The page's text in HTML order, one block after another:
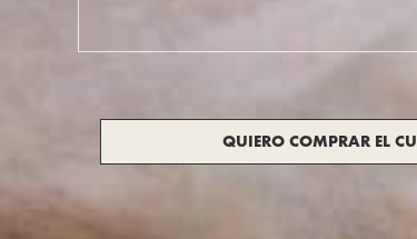
QUIERO COMPRAR EL